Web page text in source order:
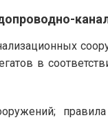
в
правила